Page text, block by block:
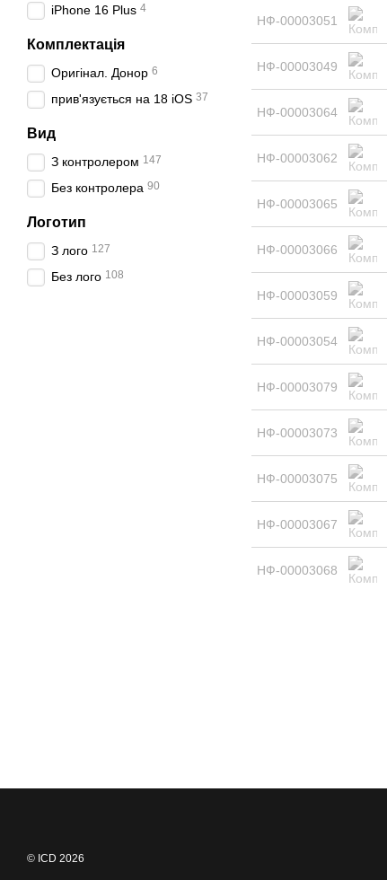
НФ-00003051
НФ-00003049
НФ-00003064
НФ-00003062
НФ-00003065
НФ-00003066
НФ-00003059
НФ-00003054
НФ-00003079
НФ-00003073
НФ-00003075
НФ-00003067
НФ-00003068
iPhone 16 Plus 4
Комплектація
Оригінал. Донор 6
прив'язується на 18 iOS 37
Вид
З контролером 147
Без контролера 90
Логотип
З лого 127
Без лого 108
© ICD 2026